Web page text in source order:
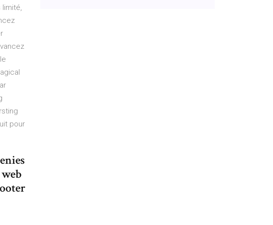
pour